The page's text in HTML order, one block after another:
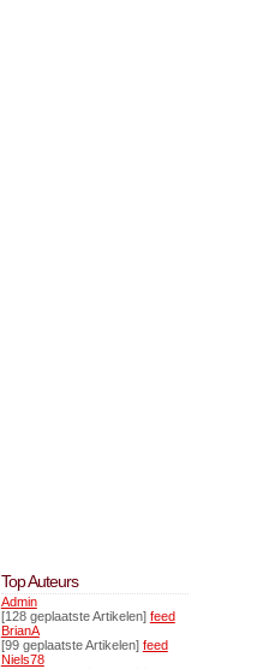
Top Auteurs
Admin
[128 geplaatste Artikelen] feed
BrianA
[99 geplaatste Artikelen] feed
Niels78